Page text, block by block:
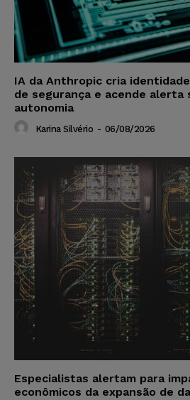
IA da Anthropic cria
de segurança e acende alerta
autonomia
Karina Silvério - 06/08/2026
Especialistas alertam para
econômicos da expansão de